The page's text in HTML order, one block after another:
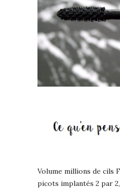
Volume millions de cils
picots implantés 2 par